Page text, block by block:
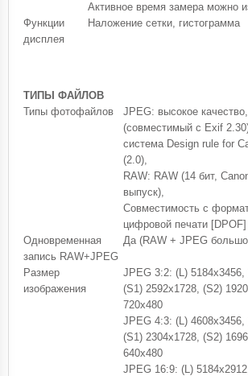
Активное время замера можно
Функции
дисплея
Наложение сетки, гистограмма
ТИПЫ ФАЙЛОВ
Типы фотофайлов
JPEG: высокое
(совместимый с Exif
система Design rule for
(2.0),
RAW: RAW (14 бит,
выпуск),
Совместимость с
цифровой печати
Одновременная
запись RAW+JPEG
Да (RAW + JPEG
Размер
изображения
JPEG 3:2: (L) 5184x3456,
(S1) 2592x1728, (S2)
720x480
JPEG 4:3: (L) 4608x3456,
(S1) 2304x1728, (S2)
640x480
JPEG 16:9: (L)